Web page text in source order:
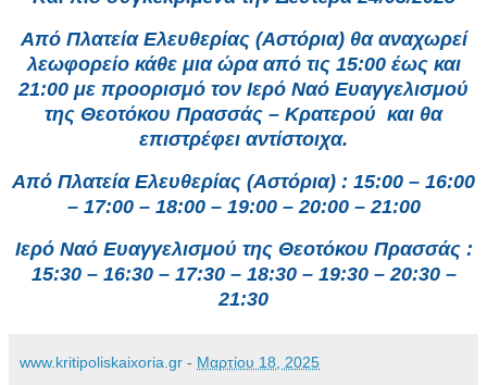
Από Πλατεία Ελευθερίας (Αστόρια) θα αναχωρεί
λεωφορείο κάθε μια ώρα από τις 15:00 έως και
21:00 με προορισμό τον Ιερό Ναό Ευαγγελισμού
της Θεοτόκου Πρασσάς – Κρατερού και θα
επιστρέφει αντίστοιχα.
Από Πλατεία Ελευθερίας (Αστόρια) : 15:00 – 16:00
– 17:00 – 18:00 – 19:00 – 20:00 – 21:00
Ιερό Ναό Ευαγγελισμού της Θεοτόκου Πρασσάς :
15:30 – 16:30 – 17:30 – 18:30 – 19:30 – 20:30 –
21:30
www.kritipoliskaixoria.gr - Μαρτίου 18, 2025